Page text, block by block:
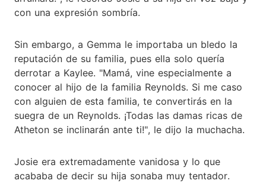
con una expresión sombría.
Sin embargo, a Gemma le importaba un bledo la
reputación de su familia, pues ella solo quería
derrotar a Kaylee. "Mamá, vine especialmente a
conocer al hijo de la familia Reynolds. Si me caso
con alguien de esta familia, te convertirás en la
suegra de un Reynolds. ¡Todas las damas ricas de
Atheton se inclinarán ante ti!", le dijo la muchacha.
Josie era extremadamente vanidosa y lo que
acababa de decir su hija sonaba muy tentador.